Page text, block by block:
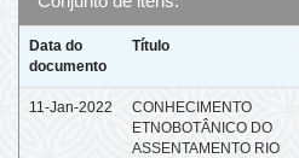
Data do
documento
Título
11-Jan-2022
CONHECIMENTO
ETNOBOTÂNICO DO
ASSENTAMENTO RIO